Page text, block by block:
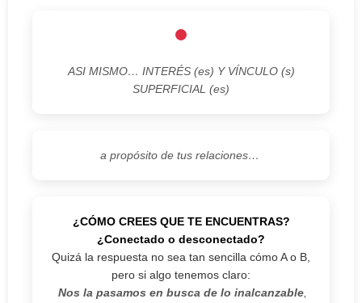
ASI MISMO… INTERÉS (es) Y VÍNCULO (s)
SUPERFICIAL (es)
a propósito de tus relaciones…
¿CÓMO CREES QUE TE ENCUENTRAS?
¿Conectado o desconectado?
Quizá la respuesta no sea tan sencilla cómo A o B,
pero si algo tenemos claro:
Nos la pasamos en busca de lo inalcanzable